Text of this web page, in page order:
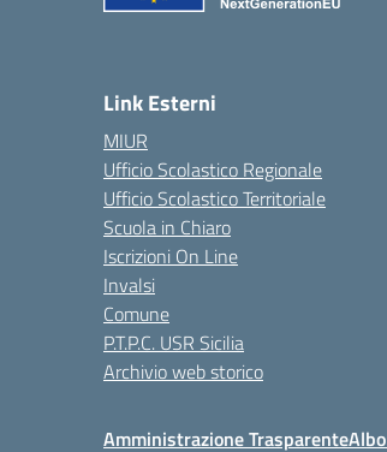
Link Esterni
MIUR
Ufficio Scolastico Regionale
Ufficio Scolastico Territoriale
Scuola in Chiaro
Iscrizioni On Line
Invalsi
Comune
P.T.P.C. USR Sicilia
Archivio web storico
Amministrazione Trasparente